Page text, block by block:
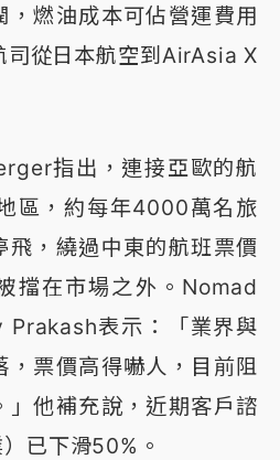
，燃油成本可佔營運費用
司從日本航空到AirAsia X
指出，連接亞歐的航
區，約每年4000萬名旅
飛，繞過中東的航班票價
擋在市場之外。Nomad
表示：「業界與
，票價高得嚇人，目前阻
」他補充說，近期客戶諮
已下滑50%。